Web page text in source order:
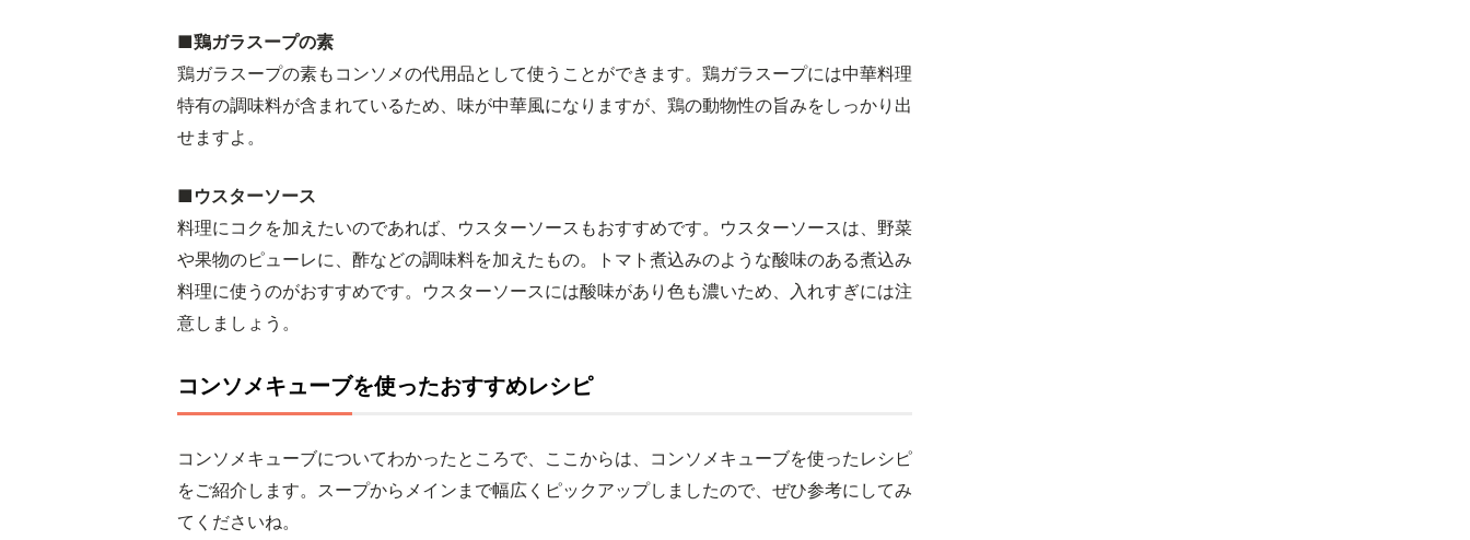
■鶏ガラスープの素
鶏ガラスープの素もコンソメの代用品として使うことができます。鶏ガラスープには中華料理
特有の調味料が含まれているため、味が中華風になりますが、鶏の動物性の旨みをしっかり出
せますよ。
■ウスターソース
料理にコクを加えたいのであれば、ウスターソースもおすすめです。ウスターソースは、野菜
や果物のピューレに、酢などの調味料を加えたもの。トマト煮込みのような酸味のある煮込み
料理に使うのがおすすめです。ウスターソースには酸味があり色も濃いため、入れすぎには注
意しましょう。
コンソメキューブを使ったおすすめレシピ
コンソメキューブについてわかったところで、ここからは、コンソメキューブを使ったレシピ
をご紹介します。スープからメインまで幅広くピックアップしましたので、ぜひ参考にしてみ
てくださいね。